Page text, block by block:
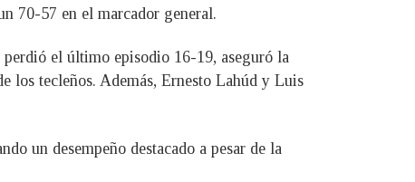
70-57 en el marcador general.
el último episodio 16-19, aseguró la
los tecleños. Además, Ernesto Lahúd y Luis
un desempeño destacado a pesar de la